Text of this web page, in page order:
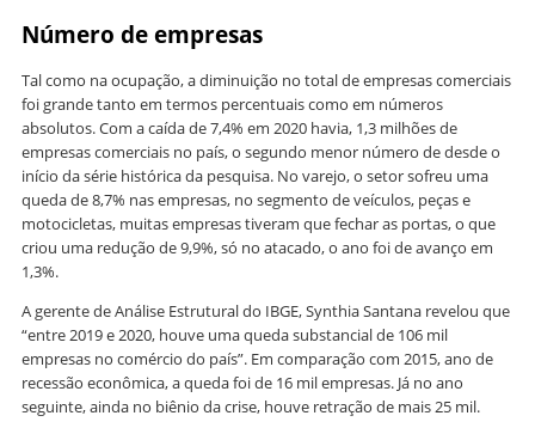
Número de empresas
Tal como na ocupação, a diminuição no total de empresas comerciais
foi grande tanto em termos percentuais como em números
absolutos. Com a caída de 7,4% em 2020 havia, 1,3 milhões de
empresas comerciais no país, o segundo menor número de desde o
início da série histórica da pesquisa. No varejo, o setor sofreu uma
queda de 8,7% nas empresas, no segmento de veículos, peças e
motocicletas, muitas empresas tiveram que fechar as portas, o que
criou uma redução de 9,9%, só no atacado, o ano foi de avanço em
1,3%.
A gerente de Análise Estrutural do IBGE, Synthia Santana revelou que
“entre 2019 e 2020, houve uma queda substancial de 106 mil
empresas no comércio do país”. Em comparação com 2015, ano de
recessão econômica, a queda foi de 16 mil empresas. Já no ano
seguinte, ainda no biênio da crise, houve retração de mais 25 mil.